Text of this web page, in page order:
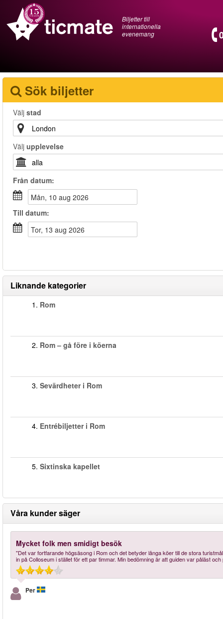
Biljetter till
internationella
evenemang
Sök biljetter
Välj stad
Välj upplevelse
Från datum:
mån, 10 aug 2026
Till datum:
tor, 13 aug 2026
Liknande kategorier
1. Rom
2. Rom – gå före i köerna
3. Sevärdheter i Rom
4. Entrébiljetter i Rom
5. Sixtinska kapellet
Våra kunder säger
Mycket folk men smidigt besök
"Det var fortfarande högsäsong i Rom och det betyder långa köer till de stora
in på Colloseum i stället för ett par timmar. Min bedömning är att guiden var påläst
Per